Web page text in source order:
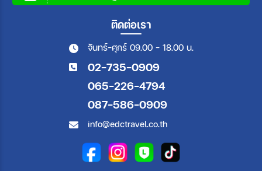
ติดต่อเรา
จันทร์-ศุกร์ 09.00 - 18.00 น.
02-735-0909
065-226-4794
087-586-0909
info@edctravel.co.th